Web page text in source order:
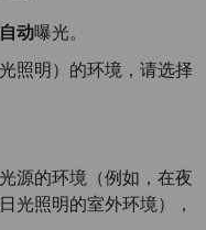
自动曝光。
照明）的环境，请选择
源的环境（例如，在夜
光照明的室外环境），